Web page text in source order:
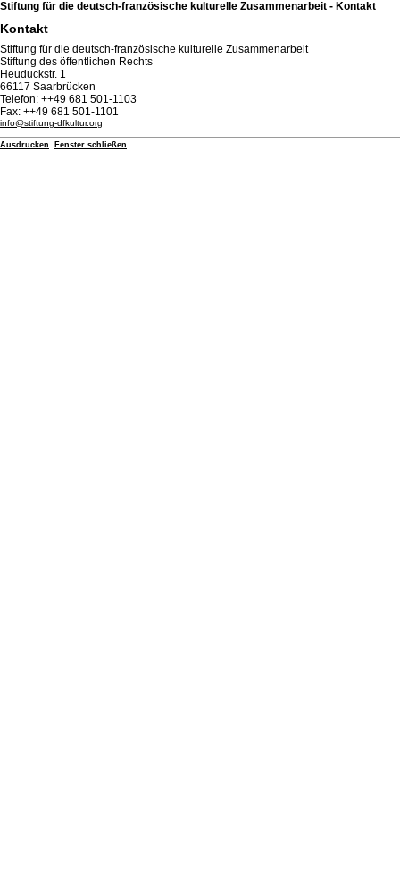
Stiftung für die deutsch-französische kulturelle Zusammenarbeit - Kontakt
Kontakt
Stiftung für die deutsch-französische kulturelle Zusammenarbeit
Stiftung des öffentlichen Rechts
Heuduckstr. 1
66117 Saarbrücken
Telefon: ++49 681 501-1103
Fax: ++49 681 501-1101
info@stiftung-dfkultur.org
Ausdrucken Fenster schließen